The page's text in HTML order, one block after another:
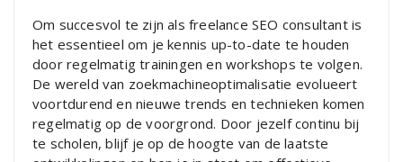
Om succesvol te zijn als freelance SEO consultant is
het essentieel om je kennis up-to-date te houden
door regelmatig trainingen en workshops te volgen.
De wereld van zoekmachineoptimalisatie evolueert
voortdurend en nieuwe trends en technieken komen
regelmatig op de voorgrond. Door jezelf continu bij
te scholen, blijf je op de hoogte van de laatste